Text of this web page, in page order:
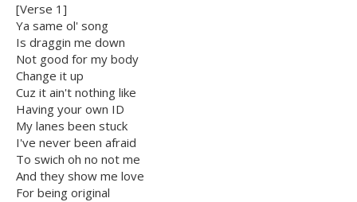
[Verse 1]
Ya same ol' song
Is draggin me down
Not good for my body
Change it up
Cuz it ain't nothing like
Having your own ID
My lanes been stuck
I've never been afraid
To swich oh no not me
And they show me love
For being original